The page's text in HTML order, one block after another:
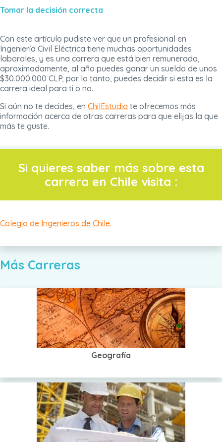
Tomar la decisión correcta
Con este artículo pudiste ver que un profesional en
Ingeniería Civil Eléctrica tiene muchas oportunidades
laborales, y es una carrera que está bien remunerada,
aproximadamente, al año puedes ganar un sueldo de unos
$30.000.000 CLP, por lo tanto, puedes decidir si esta es la
carrera ideal para ti o no.
Si aún no te decides, en ChilEstudia te ofrecemos más
información acerca de otras carreras para que elijas la que
más te guste.
Si quieres saber más sobre esta
carrera en Chile visita :
Colegio de Ingenieros de Chile.
Más Carreras
Geografía